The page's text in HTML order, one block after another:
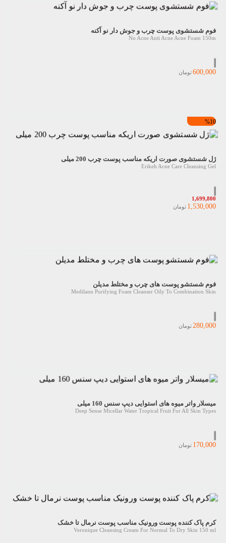
فوم شستشوی پوست چرب و جوش دار نو آکنه
No Acne Anti Acne Acne Foam 150m
600,000تومان
%10
ژل شستشوی صورت اریکه مناسب پوست چرب 200 میلی
Erikeh Acne Care Cleansing Gel
1,699,800
1,530,000 تومان
فوم شستشو پوست های چرب و مختلط مدیلن
Medilann Purifying Foam Cleanser Oily To Combination Skin
280,000تومان
میسلار واتر میوه های استوایی دیپ سنس 160 میلی
Deep Sense Micellar Water Tropical Fruit For All Skin Types
170,000 تومان
کرم پاک کننده پوست ورونیک مناسب پوست نرمال تا خشک
Veronique Cleansing Cream For Normal To Dry Skin 150 ml